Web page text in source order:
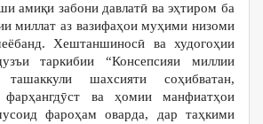
амиқи забони давлатӣ ва эҳтиром ба
миллат аз вазифаҳои муҳими низоми
Хештаншиносӣ ва худогоҳии
таркибии “Консепсияи миллии
шахсияти соҳибватан,
фарҳангдӯст ва ҳомии манфиатҳои
фароҳам оварда, дар таҳкими